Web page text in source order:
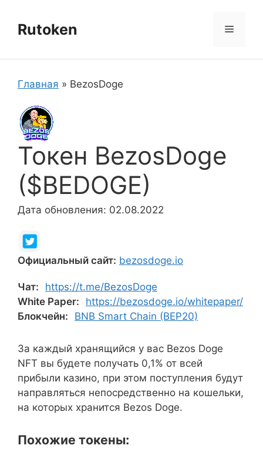
содержимому
Rutoken Меню
Главная » BezosDoge
Токен BezosDoge
($BEDOGE)
Дата обновления: 02.08.2022
Официальный сайт: bezosdoge.io
Чат:
https://t.me/BezosDoge
White Paper:
https://bezosdoge.io/whitepaper/
Блокчейн:
BNB Smart Chain (BEP20)
За каждый хранящийся у вас Bezos Doge
NFT вы будете получать 0,1% от всей
прибыли казино, при этом поступления будут
направляться непосредственно на кошельки,
на которых хранится Bezos Doge.
Похожие токены: